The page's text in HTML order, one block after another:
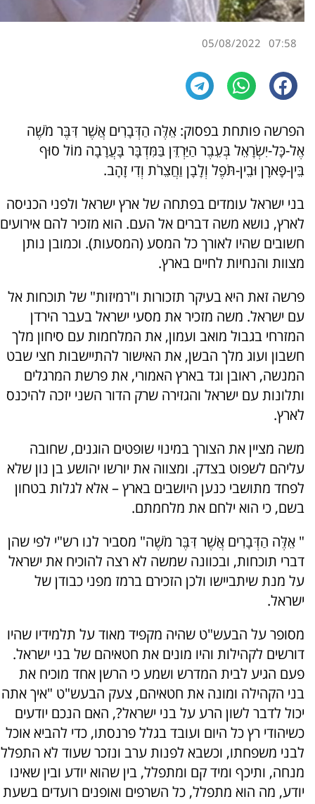
07:58
05/08/2022
הפרשה פותחת בפסוק: אֵלֶּה הַדְּבָרִים אֲשֶׁר דִּבֶּר מֹשֶׁה
אֶל-כָּל-יִשְׂרָאֵל בְּעֵבֶר הַיַּרְדֵּן בַּמִּדְבָּר בָּעֲרָבָה מוֹל סוּף
בֵּין-פָּארָן וּבֵין-תֹּפֶל וְלָבָן וַחֲצֵרֹת וְדִי זָהָב.
בני ישראל עומדים בפתחה של ארץ ישראל ולפני הכניסה
לארץ, נושא משה דברים אל העם. הוא מזכיר להם אירועים
חשובים שהיו לאורך כל המסע (המסעות). וכמובן נותן
מצוות והנחיות לחיים בארץ.
פרשה זאת היא בעיקר תזכורות ו"רמיזות" של תוכחות אל
עם ישראל. משה מזכיר את מסעי ישראל בעבר הירדן
המזרחי בגבול מואב ועמון, את המלחמות עם סיחון מלך
חשבון ועוג מלך הבשן, את האישור להתיישבות חצי שבט
המנשה, ראובן וגד בארץ האמורי, את פרשת המרגלים
ותלונות עם ישראל והגזירה שרק הדור השני יזכה להיכנס
לארץ.
משה מציין את הצורך במינוי שופטים הוגנים, שחובה
עליהם לשפוט בצדק. ומצווה את יורשו יהושע בן נון שלא
לפחד מתושבי כנען היושבים בארץ – אלא לגלות בטחון
בשם, כי הוא ילחם את מלחמתם.
" אֵלֶּה הַדְּבָרִים אֲשֶׁר דִּבֶּר מֹשֶׁה" מסביר לנו רש"י לפי שהן
דברי תוכחות, ובכוונה שמשה לא רצה להוכיח את ישראל
על מנת שיתביישו ולכן הזכירם ברמז מפני כבודן של
ישראל.
מסופר על הבעש"ט שהיה מקפיד מאוד על תלמידיו שהיו
דורשים לקהילות והיו מונים את חטאיהם של בני ישראל.
פעם הגיע לבית המדרש ושמע כי הרשן אחד מוכיח את
בני הקהילה ומונה את חטאיהם, צעק הבעש"ט "איך אתה
יכול לדבר לשון הרע על בני ישראל?, האם הנכם יודעים
כשיהודי רץ כל היום ועובד בגלל פרנסתו, כדי להביא אוכל
לבני משפחתו, וכשבא לפנות ערב ונזכר שעוד לא התפלל
מנחה, ותיכף ומיד קם ומתפלל, בין שהוא יודע ובין שאינו
יודע, מה הוא מתפלל, כל השרפים ואופנים רועדים בשעת